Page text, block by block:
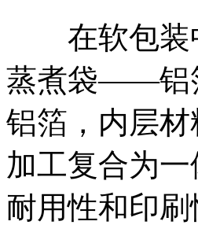
在软包装中
蒸煮袋――铝
铝箔，内层
加工复合为
耐用性和印